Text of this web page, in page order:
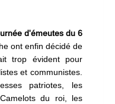
d'émeutes du 6
ont enfin décidé de
trop évident pour
et communistes.
patriotes, les
du roi, les